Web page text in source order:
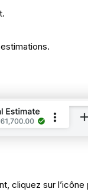
cliquez sur l’icône